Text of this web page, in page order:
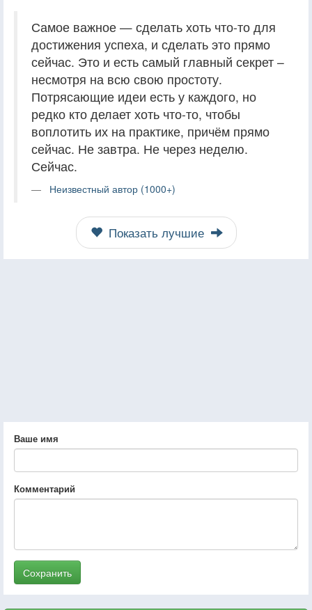
Самое важное — сделать хоть что-то для
достижения успеха, и сделать это прямо
сейчас. Это и есть самый главный секрет –
несмотря на всю свою простоту.
Потрясающие идеи есть у каждого, но
редко кто делает хоть что-то, чтобы
воплотить их на практике, причём прямо
сейчас. Не завтра. Не через неделю.
Сейчас.
Неизвестный автор (1000+)
Показать лучшие
Ваше имя
Комментарий
Сохранить